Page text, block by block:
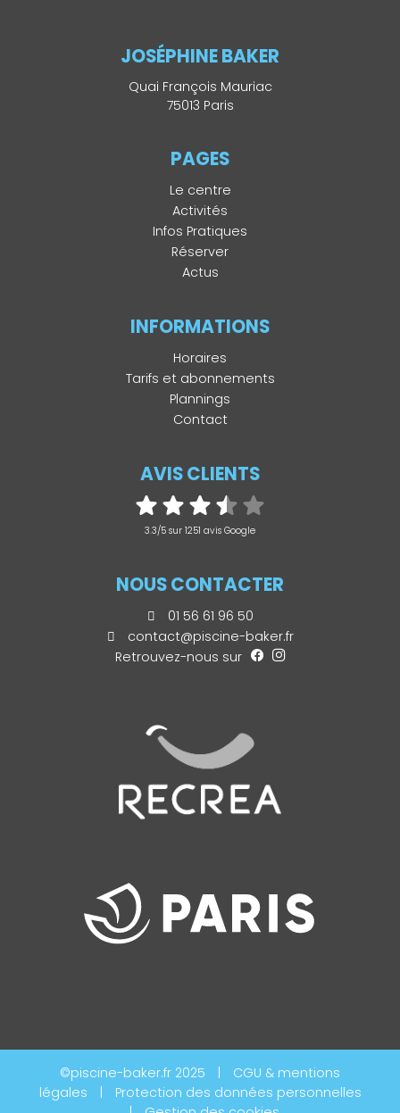
JOSÉPHINE BAKER
Quai François Mauriac
75013 Paris
PAGES
Le centre
Activités
Infos Pratiques
Réserver
Actus
INFORMATIONS
Horaires
Tarifs et abonnements
Plannings
Contact
AVIS CLIENTS
3.3/5 sur 1251 avis Google
NOUS CONTACTER
01 56 61 96 50
contact@piscine-baker.fr
Retrouvez-nous sur
©piscine-baker.fr 2025
CGU & mentions
légales
Protection des données personnelles